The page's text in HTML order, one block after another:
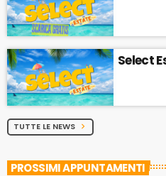
Select
TUTTE LE NEWS chevron_right
PROSSIMI APPUNTAMENTI